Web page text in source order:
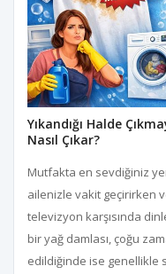
Yıkandığı Halde
Nasıl Çıkar?
Mutfakta en sevdiğiniz
ailenizle vakit geçirirken
televizyon karşısında
bir yağ damlası, çoğu
edildiğinde ise genellikle